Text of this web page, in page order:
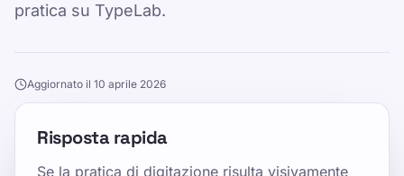
pratica su TypeLab.
Aggiornato il 10 aprile 2026
Risposta rapida
Se la pratica di digitazione risulta visivamente